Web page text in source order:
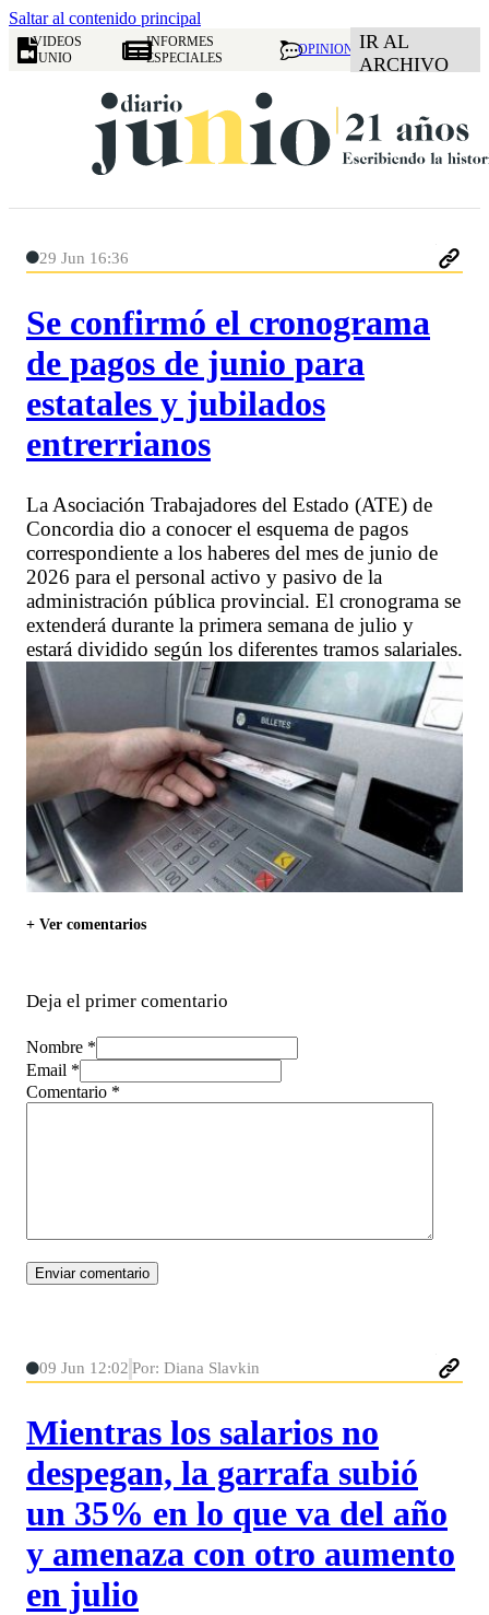
Saltar al contenido principal
VIDEOS
JUNIO
INFORMES
ESPECIALES
OPINION IR AL
ARCHIVO
29 Jun 16:36
Se confirmó el cronograma
de pagos de junio para
estatales y jubilados
entrerrianos
La Asociación Trabajadores del Estado (ATE) de
Concordia dio a conocer el esquema de pagos
correspondiente a los haberes del mes de junio de
2026 para el personal activo y pasivo de la
administración pública provincial. El cronograma se
extenderá durante la primera semana de julio y
estará dividido según los diferentes tramos salariales.
+ Ver comentarios
Deja el primer comentario
Nombre *
Email *
Comentario *
09 Jun 12:02 Por: Diana Slavkin
Mientras los salarios no
despegan, la garrafa subió
un 35% en lo que va del año
y amenaza con otro aumento
en julio